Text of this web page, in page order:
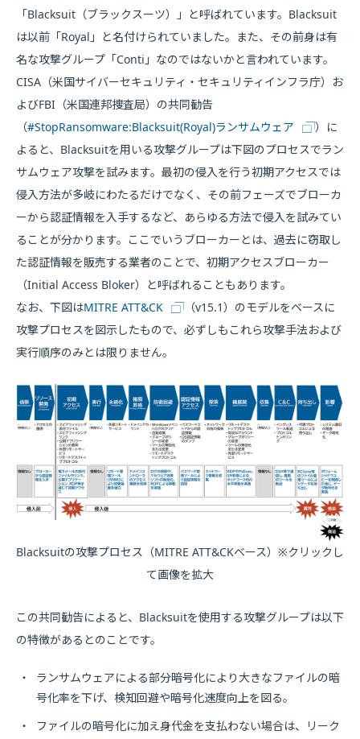
「Blacksuit（ブラックスーツ）」と呼ばれています。Blacksuit
は以前「Royal」と名付けられていました。また、その前身は有
名な攻撃グループ「Conti」なのではないかと言われています。
CISA（米国サイバーセキュリティ・セキュリティインフラ庁）お
よびFBI（米国連邦捜査局）の共同勧告
（#StopRansomware:Blacksuit(Royal)ランサムウェア
）に
よると、Blacksuitを用いる攻撃グループは下図のプロセスでラン
サムウェア攻撃を試みます。最初の侵入を行う初期アクセスでは
侵入方法が多岐にわたるだけでなく、その前フェーズでブローカ
ーから認証情報を入手するなど、あらゆる方法で侵入を試みてい
ることが分かります。ここでいうブローカーとは、過去に窃取し
た認証情報を販売する業者のことで、初期アクセスブローカー
（Initial Access Bloker）と呼ばれることもあります。
なお、下図はMITRE ATT&CK
（v15.1）のモデルをベースに
攻撃プロセスを図示したもので、必ずしもこれら攻撃手法および
実行順序のみとは限りません。
Blacksuitの攻撃プロセス（MITRE ATT&CKベース）※クリックし
て画像を拡大
この共同勧告によると、Blacksuitを使用する攻撃グループは以下
の特徴があるとのことです。
・
ランサムウェアによる部分暗号化により大きなファイルの暗
号化率を下げ、検知回避や暗号化速度向上を図る。
・
ファイルの暗号化に加え身代金を支払わない場合は、リーク